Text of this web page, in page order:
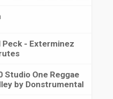
Peck - Exterminez
Studio One Reggae
by Donstrumental